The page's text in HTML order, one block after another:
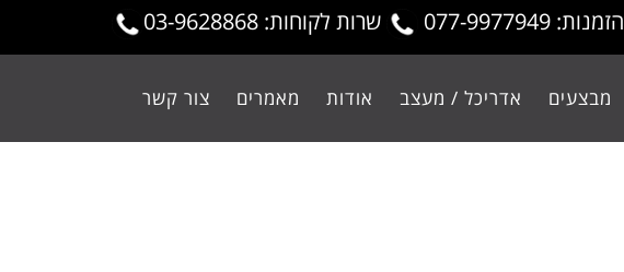
077-9977949 שרות לקוחות: 03-9628868
מבצעים אדריכל / מעצב אודות מאמרים צור קשר